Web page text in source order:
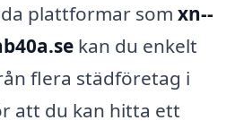
plattformar som xn--
kan du enkelt
flera städföretag i
att du kan hitta ett